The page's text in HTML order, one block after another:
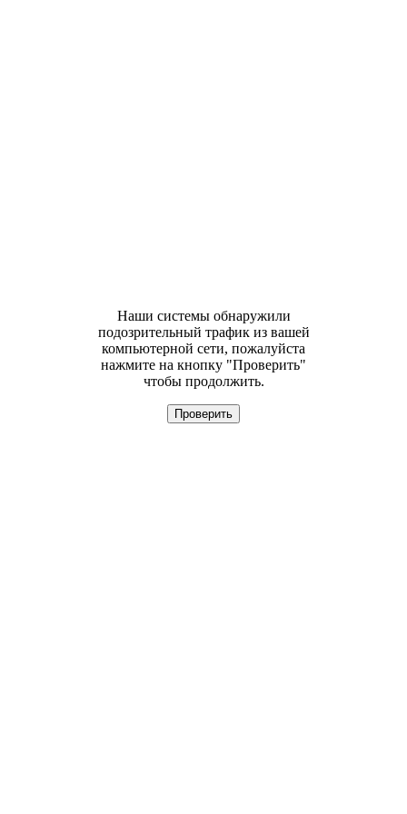
Наши системы обнаружили
подозрительный трафик из вашей
компьютерной сети, пожалуйста
нажмите на кнопку "Проверить"
чтобы продолжить.